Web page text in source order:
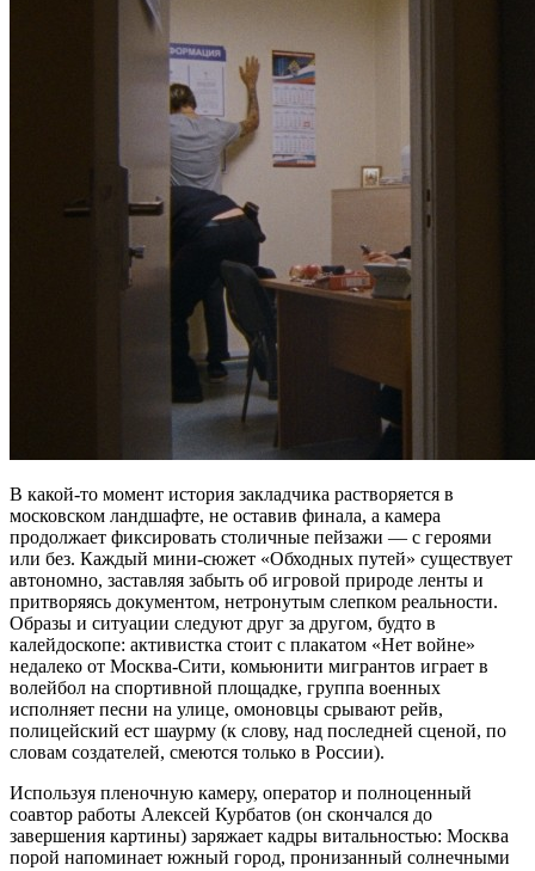
В какой-то момент история закладчика растворяется в
московском ландшафте, не оставив финала, а камера
продолжает фиксировать столичные пейзажи — с героями
или без. Каждый мини-сюжет «Обходных путей» существует
автономно, заставляя забыть об игровой природе ленты и
притворяясь документом, нетронутым слепком реальности.
Образы и ситуации следуют друг за другом, будто в
калейдоскопе: активистка стоит с плакатом «Нет войне»
недалеко от Москва-Сити, комьюнити мигрантов играет в
волейбол на спортивной площадке, группа военных
исполняет песни на улице, омоновцы срывают рейв,
полицейский ест шаурму (к слову, над последней сценой, по
словам создателей, смеются только в России).
Используя пленочную камеру, оператор и полноценный
соавтор работы Алексей Курбатов (он скончался до
завершения картины) заряжает кадры витальностью: Москва
порой напоминает южный город, пронизанный солнечными